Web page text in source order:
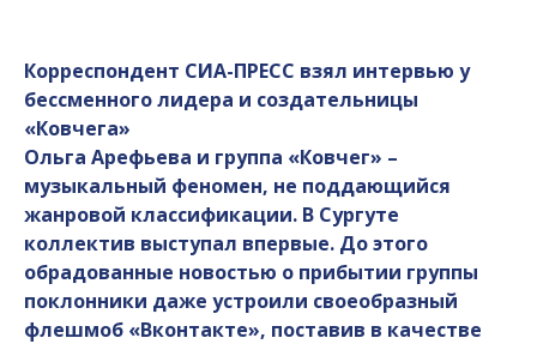
Корреспондент СИА-ПРЕСС взял интервью у
бессменного лидера и создательницы
«Ковчега»
Ольга Арефьева и группа «Ковчег» –
музыкальный феномен, не поддающийся
жанровой классификации. В Сургуте
коллектив выступал впервые. До этого
обрадованные новостью о прибытии группы
поклонники даже устроили своеобразный
флешмоб «Вконтакте», поставив в качестве